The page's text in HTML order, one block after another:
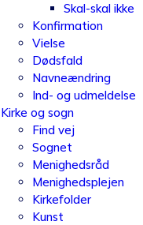
Skal-skal ikke
Konfirmation
Vielse
Dødsfald
Navneændring
Ind- og udmeldelse
Kirke og sogn
Find vej
Sognet
Menighedsråd
Menighedsplejen
Kirkefolder
Kunst